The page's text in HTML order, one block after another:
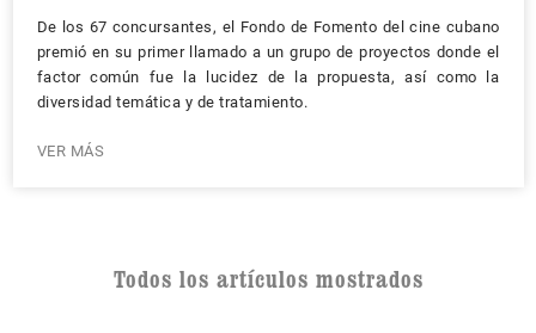
De los 67 concursantes, el Fondo de Fomento del cine cubano
premió en su primer llamado a un grupo de proyectos donde el
factor común fue la lucidez de la propuesta, así como la
diversidad temática y de tratamiento.
VER MÁS
Todos los artículos mostrados